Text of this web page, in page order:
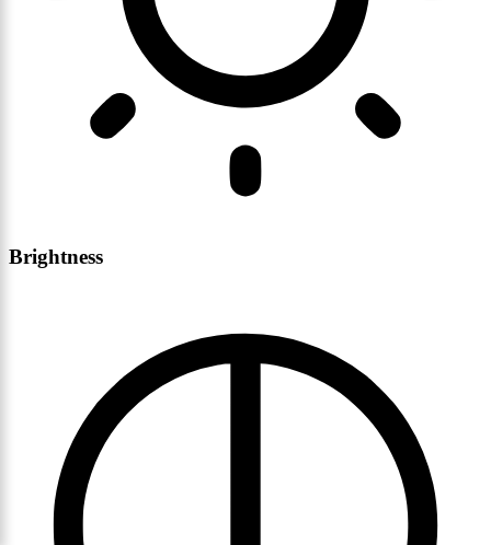
Brightness